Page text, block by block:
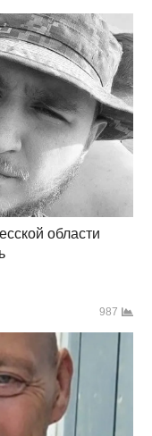
области
987